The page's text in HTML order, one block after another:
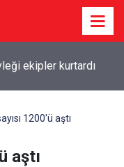
ekipler kurtardı
1200'ü aştı
aştı